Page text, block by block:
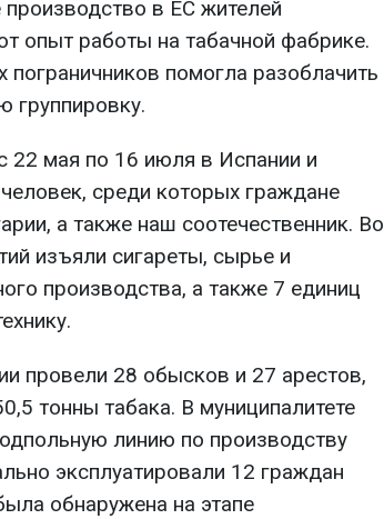
в ЕС жителей
опыт работы на табачной фабрике.
помогла разоблачить
группировку.
22 мая по 16 июля в Испании и
среди которых граждане
а также наш соотечественник. Во
изъяли сигареты, сырье и
производства, а также 7 единиц
провели 28 обысков и 27 арестов,
тонны табака. В муниципалитете
линию по производству
эксплуатировали 12 граждан
обнаружена на этапе